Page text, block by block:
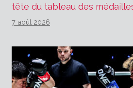
tête du tableau des
7 août 2026